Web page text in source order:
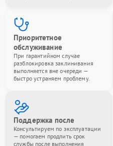
Приоритетное
обслуживание
При гарантийном случае
разблокировка заклинивания
выполняется вне очереди —
быстро устраняем проблему.
Поддержка после
Консультируем по эксплуатации
— помогаем продлить срок
службы после выполнения